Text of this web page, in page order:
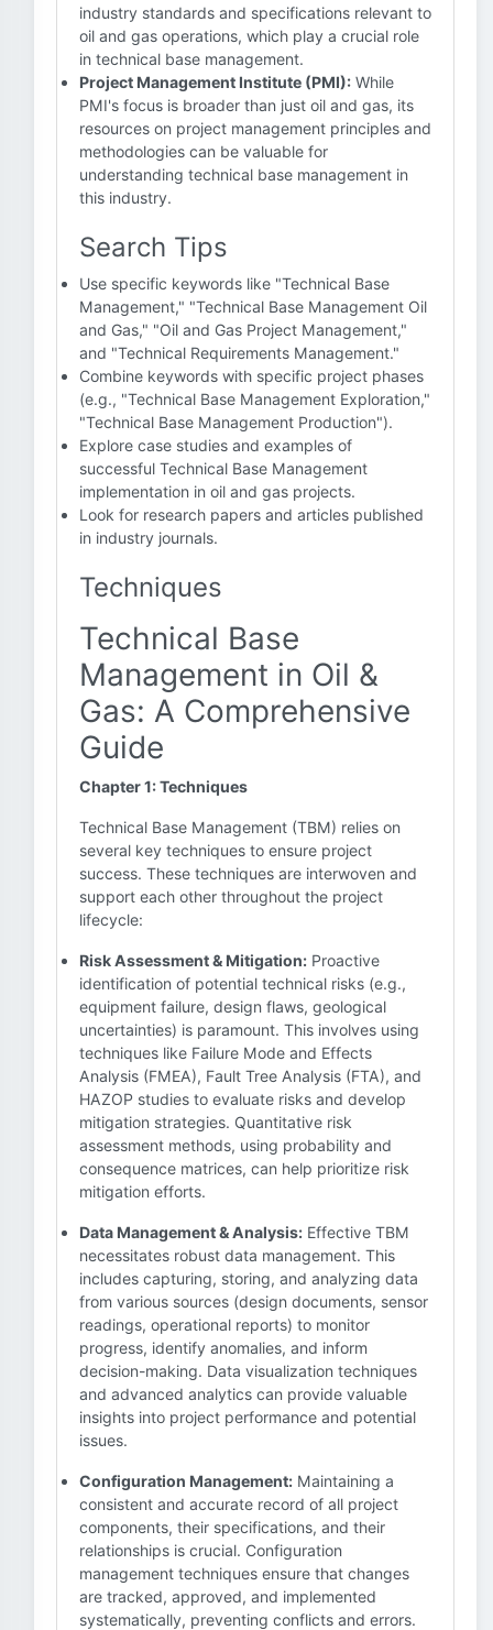
industry standards and specifications relevant to
oil and gas operations, which play a crucial role
in technical base management.
Project Management Institute (PMI): While
PMI's focus is broader than just oil and gas, its
resources on project management principles and
methodologies can be valuable for
understanding technical base management in
this industry.
Search Tips
Use specific keywords like "Technical Base
Management," "Technical Base Management Oil
and Gas," "Oil and Gas Project Management,"
and "Technical Requirements Management."
Combine keywords with specific project phases
(e.g., "Technical Base Management Exploration,"
"Technical Base Management Production").
Explore case studies and examples of
successful Technical Base Management
implementation in oil and gas projects.
Look for research papers and articles published
in industry journals.
Techniques
Technical Base
Management in Oil &
Gas: A Comprehensive
Guide
Chapter 1: Techniques
Technical Base Management (TBM) relies on
several key techniques to ensure project
success. These techniques are interwoven and
support each other throughout the project
lifecycle:
Risk Assessment & Mitigation: Proactive
identification of potential technical risks (e.g.,
equipment failure, design flaws, geological
uncertainties) is paramount. This involves using
techniques like Failure Mode and Effects
Analysis (FMEA), Fault Tree Analysis (FTA), and
HAZOP studies to evaluate risks and develop
mitigation strategies. Quantitative risk
assessment methods, using probability and
consequence matrices, can help prioritize risk
mitigation efforts.
Data Management & Analysis: Effective TBM
necessitates robust data management. This
includes capturing, storing, and analyzing data
from various sources (design documents, sensor
readings, operational reports) to monitor
progress, identify anomalies, and inform
decision-making. Data visualization techniques
and advanced analytics can provide valuable
insights into project performance and potential
issues.
Configuration Management: Maintaining a
consistent and accurate record of all project
components, their specifications, and their
relationships is crucial. Configuration
management techniques ensure that changes
are tracked, approved, and implemented
systematically, preventing conflicts and errors.